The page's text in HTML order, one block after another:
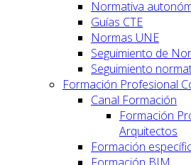
Normativa
Guías CTE
Normas UNE
Seguimiento de
Seguimiento
Formación Profesional
Canal Formación
Formación
Arquitectos
Formación